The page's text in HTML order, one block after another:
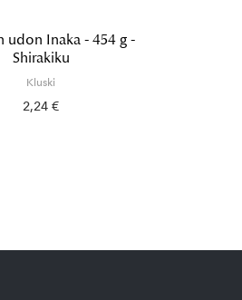
udon Inaka - 454 g -
Shirakiku
Kluski
2,24 €